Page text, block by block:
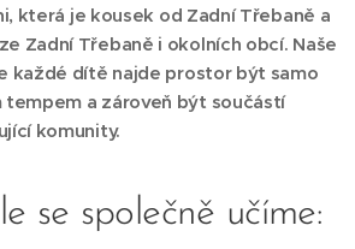
která je kousek od Zadní Třebaně a
Zadní Třebaně i okolních obcí. Naše
každé dítě najde prostor být samo
tempem a zároveň být součástí
komunity.
se společně učíme: